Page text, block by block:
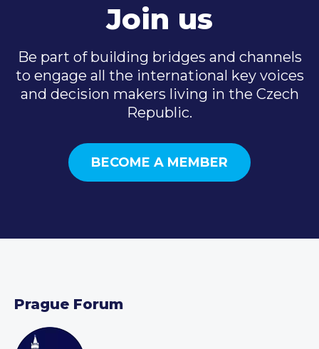
Join us
Be part of building bridges and channels
to engage all the international key voices
and decision makers living in the Czech
Republic.
BECOME A MEMBER
Prague Forum